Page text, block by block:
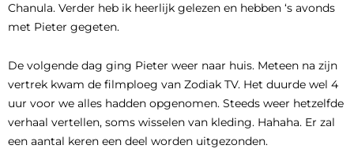
Chanula. Verder heb ik heerlijk gelezen en hebben ‘s avonds
met Pieter gegeten.
De volgende dag ging Pieter weer naar huis. Meteen na zijn
vertrek kwam de filmploeg van Zodiak TV. Het duurde wel 4
uur voor we alles hadden opgenomen. Steeds weer hetzelfde
verhaal vertellen, soms wisselen van kleding. Hahaha. Er zal
een aantal keren een deel worden uitgezonden.